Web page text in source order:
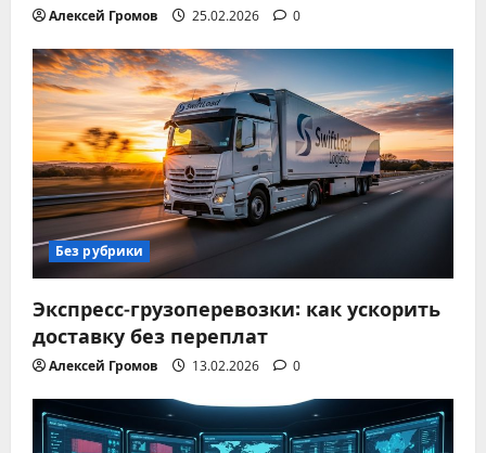
Алексей Громов 25.02.2026 0
Без рубрики
Экспресс-грузоперевозки: как ускорить
доставку без переплат
Алексей Громов 13.02.2026 0